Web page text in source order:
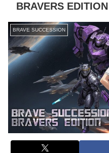
BRAVERS
BRAVE SUCCESSION